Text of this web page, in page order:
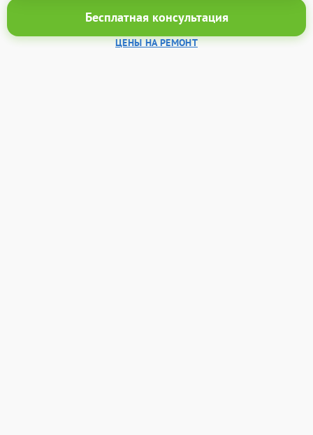
Бесплатная консультация
ЦЕНЫ НА РЕМОНТ